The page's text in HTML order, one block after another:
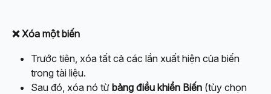
❌ Xóa một biến
Trước tiên, xóa tất cả các lần xuất hiện của biến
trong tài liệu.
Sau đó, xóa nó từ bảng điều khiển Biến (tùy chọn